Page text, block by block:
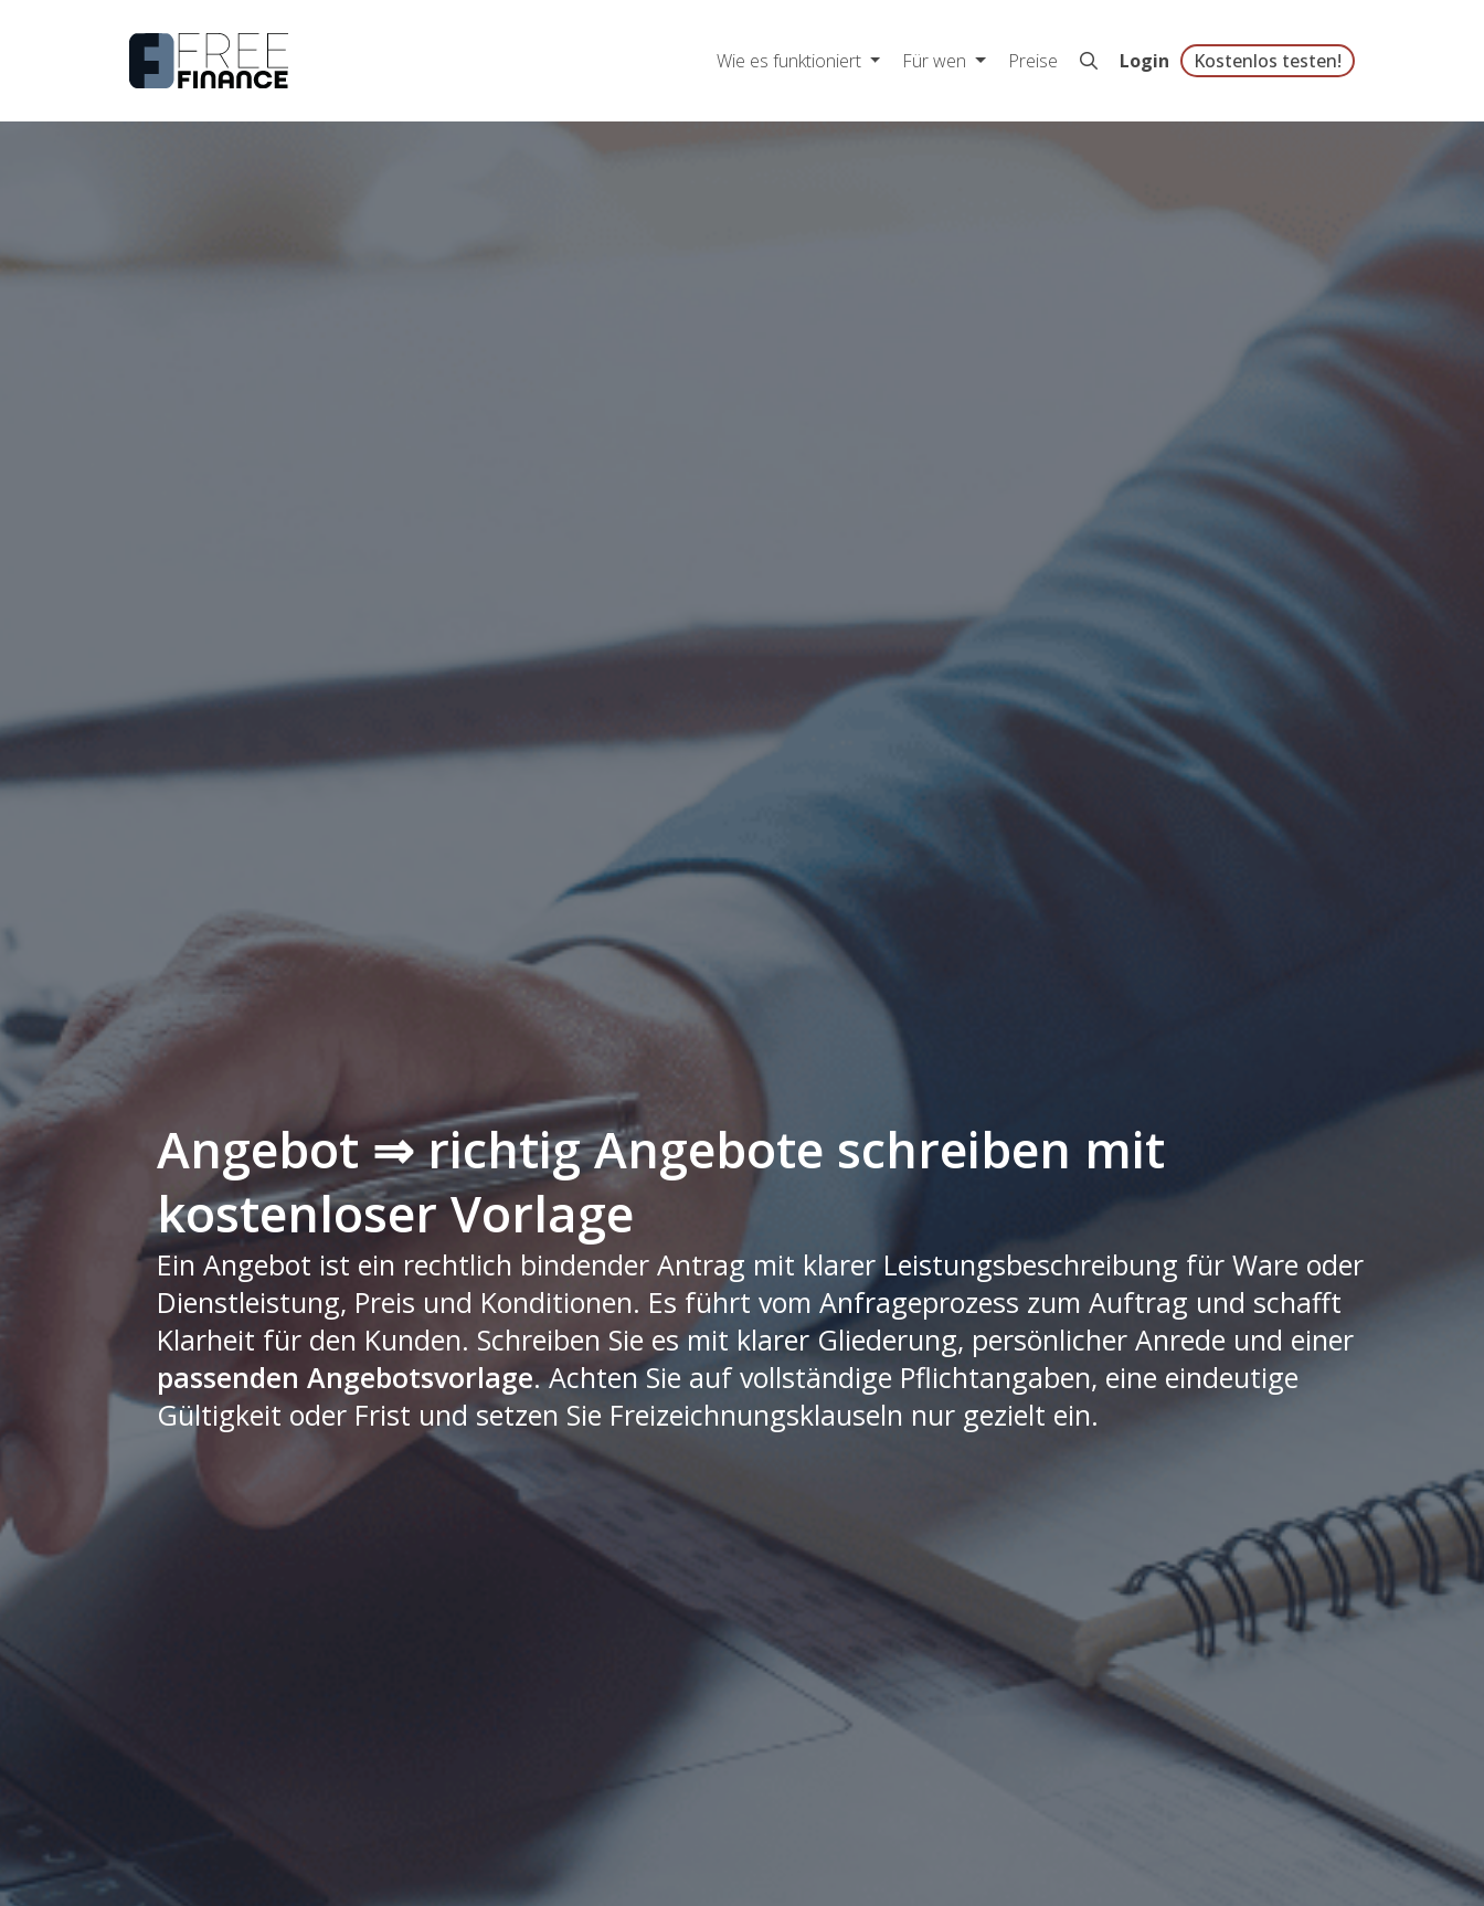
Wie es funktioniert Für wen Preise Login Kostenlos testen!
Angebot ⇒ richtig Angebote schreiben mit
kostenloser Vorlage
Ein Angebot ist ein rechtlich bindender Antrag mit klarer Leistungsbeschreibung für Ware oder
Dienstleistung, Preis und Konditionen. Es führt vom Anfrageprozess zum Auftrag und schafft
Klarheit für den Kunden. Schreiben Sie es mit klarer Gliederung, persönlicher Anrede und einer
passenden Angebotsvorlage. Achten Sie auf vollständige Pflichtangaben, eine eindeutige
Gültigkeit oder Frist und setzen Sie Freizeichnungsklauseln nur gezielt ein.